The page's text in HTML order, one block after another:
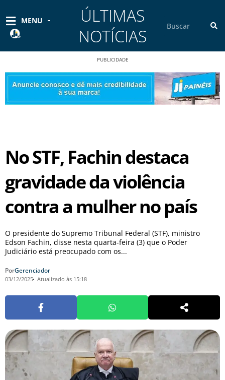
conteúdo
MENU
ÚLTIMAS
NOTÍCIAS
PUBLICIDADE
No STF, Fachin destaca
gravidade da violência
contra a mulher no país
O presidente do Supremo Tribunal Federal (STF), ministro
Edson Fachin, disse nesta quarta-feira (3) que o Poder
Judiciário está preocupado com os...
PorGerenciador
03/12/2025 Atualizado às 15:18